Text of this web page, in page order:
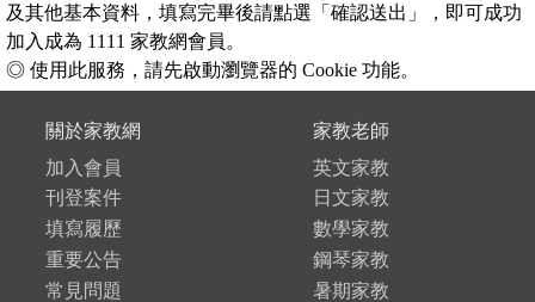
及其他基本資料，填寫完畢後請點選「確認送出」，即可成功
加入成為 1111 家教網會員。
◎ 使用此服務，請先啟動瀏覽器的 Cookie 功能。
關於家教網
加入會員
刊登案件
填寫履歷
重要公告
常見問題
家教老師
英文家教
日文家教
數學家教
鋼琴家教
暑期家教